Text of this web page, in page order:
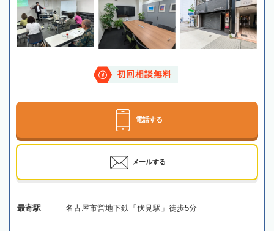
初回相談無料
電話する
メールする
最寄駅 名古屋市営地下鉄「伏見駅」徒歩5分